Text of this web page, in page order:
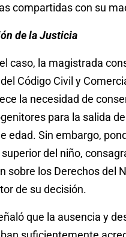
compartidas con su
de la Justicia
caso, la magistrada
Código Civil y
la necesidad de
para la salida
edad. Sin embargo,
del niño,
sobre los Derechos del
de su decisión.
que la ausencia y